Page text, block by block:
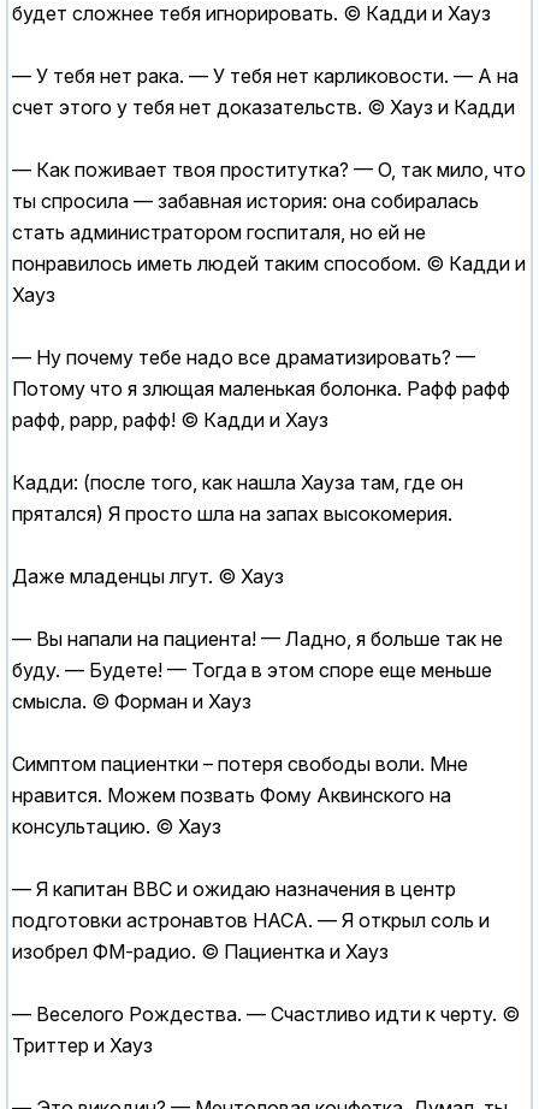
будет сложнее тебя игнорировать. © Кадди и Хауз
— У тебя нет рака. — У тебя нет карликовости. — А на
счет этого у тебя нет доказательств. © Хауз и Кадди
— Как поживает твоя проститутка? — О, так мило, что
ты спросила — забавная история: она собиралась
стать администратором госпиталя, но ей не
понравилось иметь людей таким способом. © Кадди и
Хауз
— Ну почему тебе надо все драматизировать? —
Потому что я злющая маленькая болонка. Рафф рафф
рафф, рарр, рафф! © Кадди и Хауз
Кадди: (после того, как нашла Хауза там, где он
прятался) Я просто шла на запах высокомерия.
Даже младенцы лгут. © Хауз
— Вы напали на пациента! — Ладно, я больше так не
буду. — Будете! — Тогда в этом споре еще меньше
смысла. © Форман и Хауз
Симптом пациентки – потеря свободы воли. Мне
нравится. Можем позвать Фому Аквинского на
консультацию. © Хауз
— Я капитан ВВС и ожидаю назначения в центр
подготовки астронавтов НАСА. — Я открыл соль и
изобрел ФМ-радио. © Пациентка и Хауз
— Веселого Рождества. — Счастливо идти к черту. ©
Триттер и Хауз